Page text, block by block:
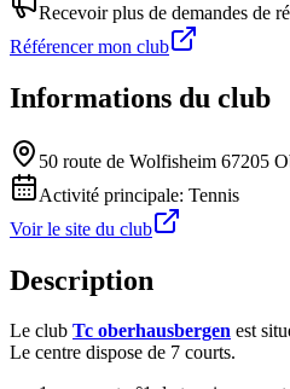
Recevoir plus de demandes de
Référencer mon club
Informations du club
50 route de Wolfisheim 67205
Activité principale: Tennis
Voir le site du club
Description
Le club Tc oberhausbergen est
Le centre dispose de 7 courts.